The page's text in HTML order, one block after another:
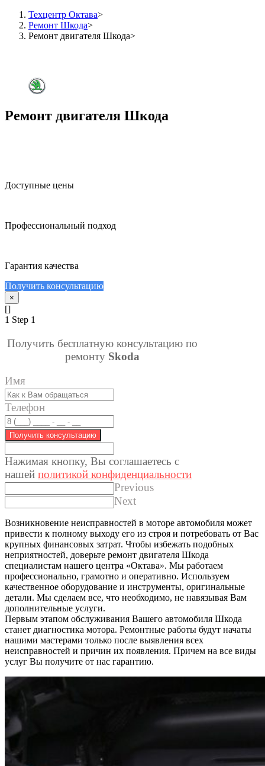
Техцентр Октава
Ремонт Шкода
Ремонт двигателя Шкода
Ремонт двигателя Шкода
Доступные цены
Профессиональный подход
Гарантия качества
Получить консультацию
×
[]
1 Step 1
Получить бесплатную консультацию по
ремонту Skoda
Имя
Телефон
Получить консультацию
Нажимая кнопку, Вы соглашаетесь с
нашей политикой конфиденциальности
Previous
Next
Возникновение неисправностей в моторе автомобиля может
привести к полному выходу его из строя и потребовать от Вас
крупных финансовых затрат. Чтобы избежать подобных
неприятностей, доверьте ремонт двигателя Шкода
специалистам нашего центра «Октава». Мы работаем
профессионально, грамотно и оперативно. Используем
качественное оборудование и инструменты, оригинальные
детали. Мы сделаем все, что необходимо, не навязывая Вам
дополнительные услуги.
Первым этапом обслуживания Вашего автомобиля Шкода
станет диагностика мотора. Ремонтные работы будут начаты
нашими мастерами только после выявления всех
неисправностей и причин их появления. Причем на все виды
услуг Вы получите от нас гарантию.